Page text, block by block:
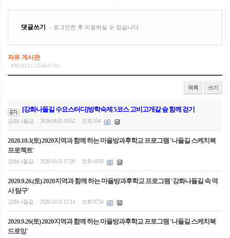
자유 게시판
498개(11/25페이지)
목록 쓰기
[강화나들길 수요스터디]방학숙제 5코스 고비고개갈 숲 함께 걷기
강화나들길 2026.08.05 19:52 조회 104
2020.10.3(토) 2020지역과 함께 하는 마을방과후학교 프로그램 '나들길 스케치북
프로젝트'
강화나들길 2020.10.31 17:20 조회 6439
2020.9.26.(토) 2020지역과 함께 하는 마을방과후학교 프로그램 '강화나들길 속 역
사 탐구'
강화나들길 2020.10.31 17:14 조회 9754
2020.9.26(토) 2020지역과 함께 하는 마을방과후학교 프로그램 '나들길 스케치북
드로잉'